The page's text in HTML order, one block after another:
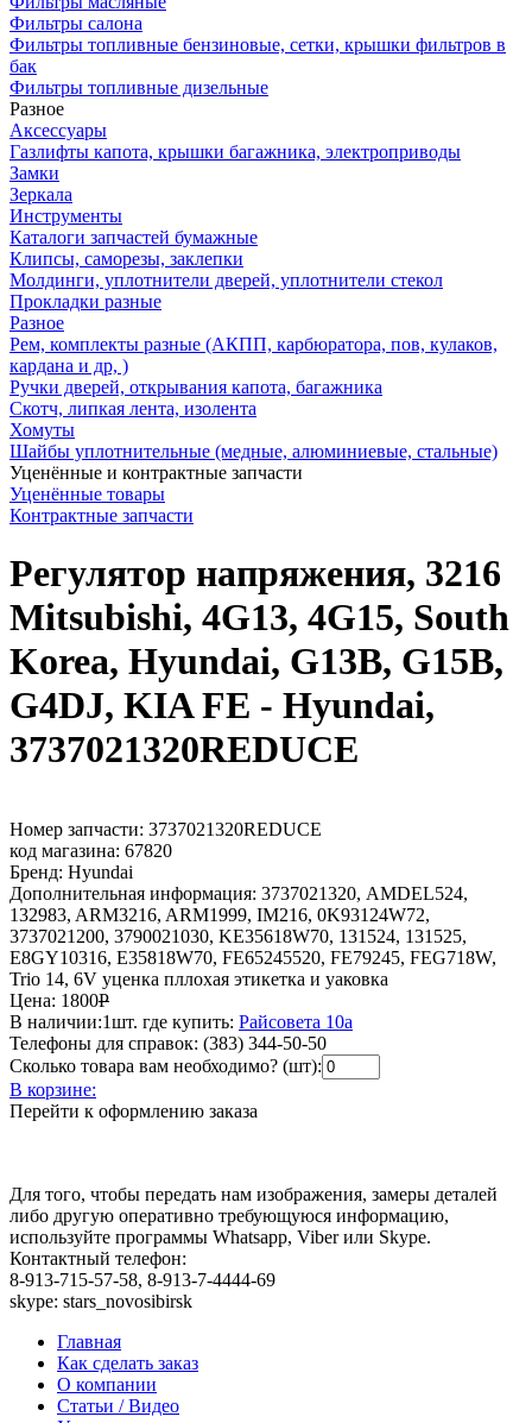
Фильтры салона
Фильтры топливные бензиновые, сетки, крышки фильтров в
бак
Фильтры топливные дизельные
Разное
Аксесcуары
Газлифты капота, крышки багажника, электроприводы
Замки
Зеркала
Инструменты
Каталоги запчастей бумажные
Клипсы, саморезы, заклепки
Молдинги, уплотнители дверей, уплотнители стекол
Прокладки разные
Разное
Рем, комплекты разные (АКПП, карбюратора, пов, кулаков,
кардана и др, )
Ручки дверей, открывания капота, багажника
Скотч, липкая лента, изолента
Хомуты
Шайбы уплотнительные (медные, алюминиевые, стальные)
Уценённые и контрактные запчасти
Уценённые товары
Контрактные запчасти
Регулятор напряжения, 3216
Mitsubishi, 4G13, 4G15, South
Korea, Hyundai, G13B, G15B,
G4DJ, KIA FE - Hyundai,
3737021320REDUCE
Номер запчасти: 3737021320REDUCE
код магазина: 67820
Бренд: Hyundai
Дополнительная информация: 3737021320, AMDEL524,
132983, ARM3216, ARM1999, IM216, 0K93124W72,
3737021200, 3790021030, KE35618W70, 131524, 131525,
E8GY10316, E35818W70, FE65245520, FE79245, FEG718W,
Trio 14, 6V уценка пллохая этикетка и уаковка
Цена: 1800Р
В наличии:1шт. где купить: Райсовета 10а
Телефоны для справок: (383) 344-50-50
Сколько товара вам необходимо? (шт):
В корзине:
Перейти к оформлению заказа
Для того, чтобы передать нам изображения, замеры деталей
либо другую оперативно требующуюся информацию,
используйте программы Whatsapp, Viber или Skype.
Контактный телефон:
8-913-715-57-58, 8-913-7-4444-69
skype: stars_novosibirsk
Главная
Как сделать заказ
О компании
Статьи / Видео